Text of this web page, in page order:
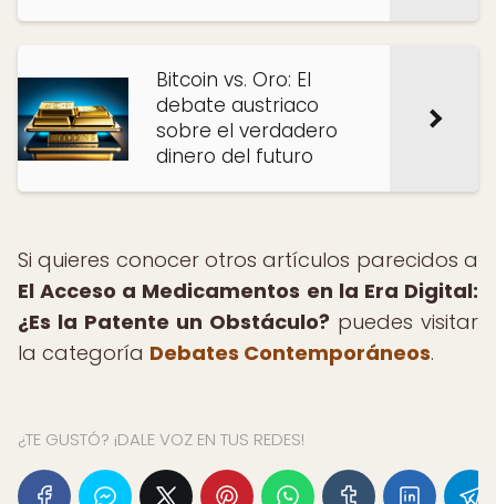
Bitcoin vs. Oro: El
debate austriaco
sobre el verdadero
dinero del futuro
Si quieres conocer otros artículos parecidos a
El Acceso a Medicamentos en la Era Digital:
¿Es la Patente un Obstáculo? puedes visitar
la categoría Debates Contemporáneos.
¿TE GUSTÓ? ¡DALE VOZ EN TUS REDES!